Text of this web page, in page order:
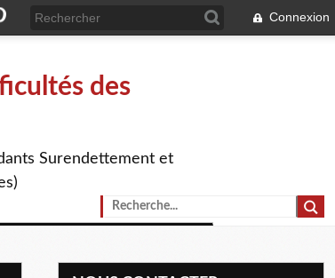
Connexion
des
Surendettement et